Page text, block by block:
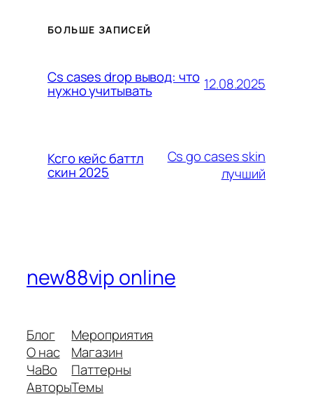
БОЛЬШЕ ЗАПИСЕЙ
Cs cases drop вывод: что
нужно учитывать 12.08.2025
Ксго кейс баттл
скин 2025
Cs go cases skin
лучший
new88vip online
Блог
О нас
ЧаВо
Авторы
Мероприятия
Магазин
Паттерны
Темы